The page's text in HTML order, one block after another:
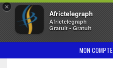
×
Africtelegraph
Africtelegraph
Gratuit - Gratuit
MON COMPTE